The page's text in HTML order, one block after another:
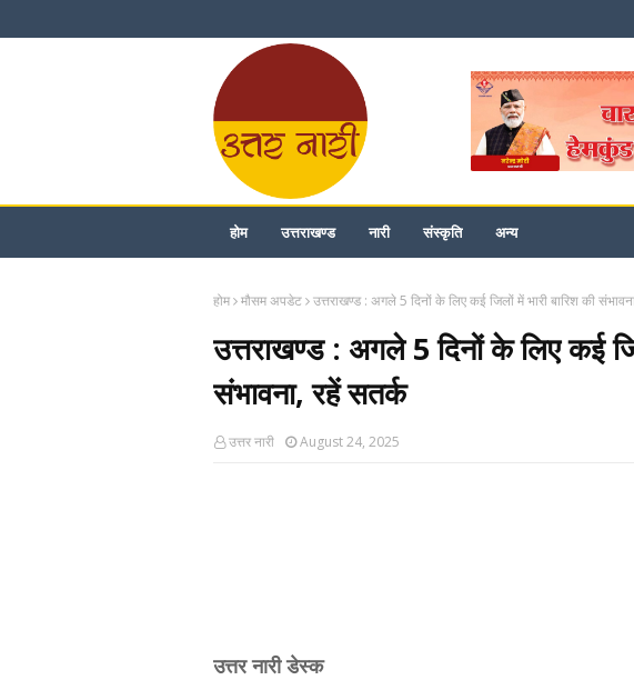
होम उत्तराखण्ड नारी संस्कृति अन्य
होम मौसम अपडेट उत्तराखण्ड : अगले 5 दिनों के लिए कई जिलों में भारी बारिश की
उत्तराखण्ड : अगले 5 दिनों के लिए कई
संभावना, रहें सतर्क
उत्तर नारी August 24, 2025
उत्तर नारी डेस्क